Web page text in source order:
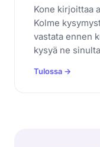
Kone kirjoittaa
Kolme
vastata ennen
kysyä ne
Tulossa →